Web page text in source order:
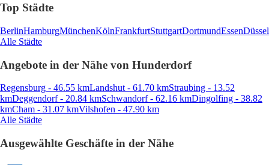
Top Städte
BerlinHamburgMünchenKölnFrankfurtStuttgartDortmundEssen
Alle Städte
Angebote in der Nähe von Hunderdorf
Regensburg - 46.55 kmLandshut - 61.70 kmStraubing - 13.52
kmDeggendorf - 20.84 kmSchwandorf - 62.16 kmDingolfing - 38.82
kmCham - 31.07 kmVilshofen - 47.90 km
Alle Städte
Ausgewählte Geschäfte in der Nähe